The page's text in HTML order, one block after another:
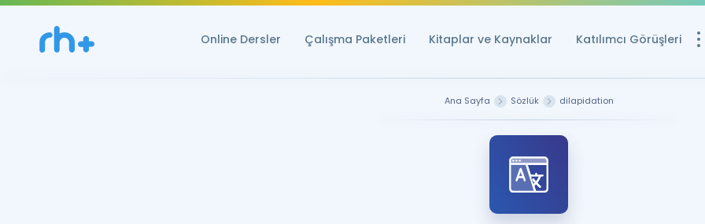
Online Dersler Çalışma Paketleri Kitaplar ve Kaynaklar Katılımcı Görüşleri
Ücretsiz
Ana Sayfa Sözlük dilapidation